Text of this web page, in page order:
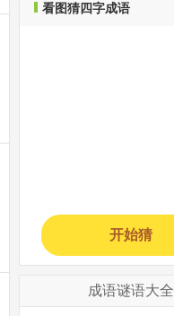
看图猜四字成语
开始猜
成语谜语大全